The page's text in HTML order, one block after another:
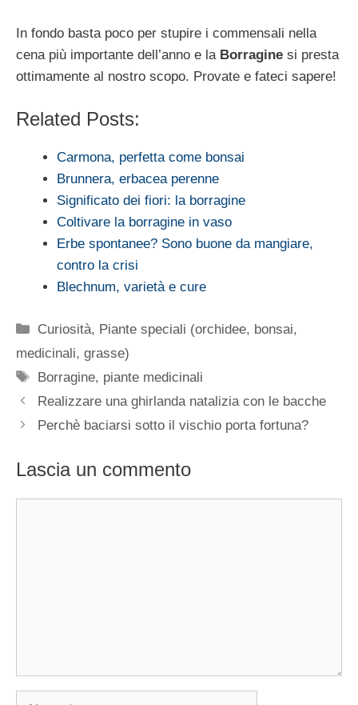
In fondo basta poco per stupire i commensali nella
cena più importante dell’anno e la Borragine si presta
ottimamente al nostro scopo. Provate e fateci sapere!
Related Posts:
Carmona, perfetta come bonsai
Brunnera, erbacea perenne
Significato dei fiori: la borragine
Coltivare la borragine in vaso
Erbe spontanee? Sono buone da mangiare,
contro la crisi
Blechnum, varietà e cure
Categorie
Curiosità, Piante speciali (orchidee, bonsai,
medicinali, grasse)
Tag
Borragine, piante medicinali
Realizzare una ghirlanda natalizia con le bacche
Perchè baciarsi sotto il vischio porta fortuna?
Lascia un commento
Nome